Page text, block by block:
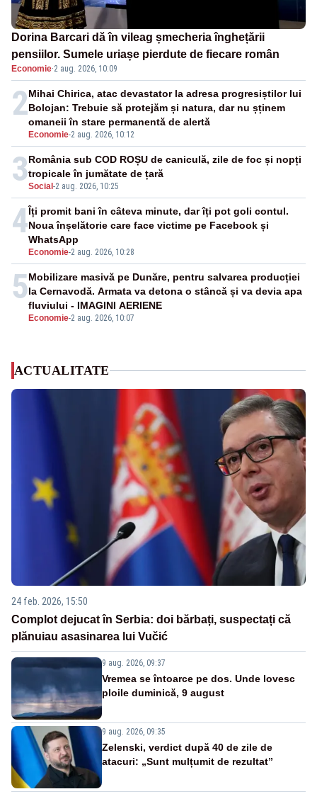
Dorina Barcari dă în vileag șmecheria înghețării
pensiilor. Sumele uriașe pierdute de fiecare român
Economie·2 aug. 2026, 10:09
2
Economie-2 aug. 2026, 10:12
Mihai Chirica, atac devastator la adresa progresiștilor lui
Bolojan: Trebuie să protejăm și natura, dar nu șținem
omaneii în stare permanentă de alertă
3Social -2 aug. 2026, 10:25
România sub COD ROȘU de caniculă, zile de foc și nopți
tropicale în jumătate de țară
4
Economie-2 aug. 2026, 10:28
Îți promit bani în câteva minute, dar îți pot goli contul.
Noua înșelătorie care face victime pe Facebook și
WhatsApp
5
Economie-2 aug. 2026, 10:07
Mobilizare masivă pe Dunăre, pentru salvarea producției
la Cernavodă. Armata va detona o stâncă și va devia apa
fluviului - IMAGINI AERIENE
ACTUALITATE
24 feb. 2026, 15:50
Complot dejucat în Serbia: doi bărbați, suspectați că
plănuiau asasinarea lui Vučić
9 aug. 2026, 09:37
Vremea se întoarce pe dos. Unde lovesc
ploile duminică, 9 august
9 aug. 2026, 09:35
Zelenski, verdict după 40 de zile de
atacuri: „Sunt mulțumit de rezultat”